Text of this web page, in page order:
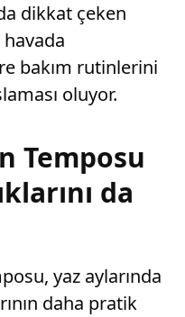
dikkat çeken
havada
bakım rutinlerini
oluyor.
Temposu
da
yaz aylarında
daha pratik